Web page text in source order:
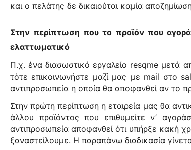
και ο πελάτης δε δικαιούται καμία
Στην περίπτωση που το προϊόν που
ελαττωματικό
Π.χ. ένα διασωστικό εργαλείο resqme μετά
τότε επικοινωνήστε μαζί μας με mail στο
αντιπροσωπεία η οποία θα αποφανθεί αν το
Στην πρώτη περίπτωση η εταιρεία μας θα
άλλου προϊόντος που επιθυμείτε ν’
αντιπροσωπεία αποφανθεί ότι υπήρξε κακή
ξαναστείλουμε. Η παραπάνω διαδικασία